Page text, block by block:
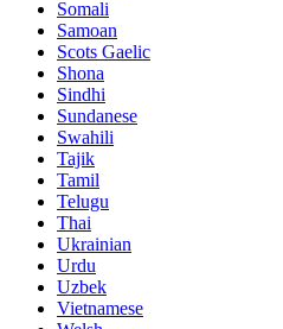
Somali
Samoan
Scots Gaelic
Shona
Sindhi
Sundanese
Swahili
Tajik
Tamil
Telugu
Thai
Ukrainian
Urdu
Uzbek
Vietnamese